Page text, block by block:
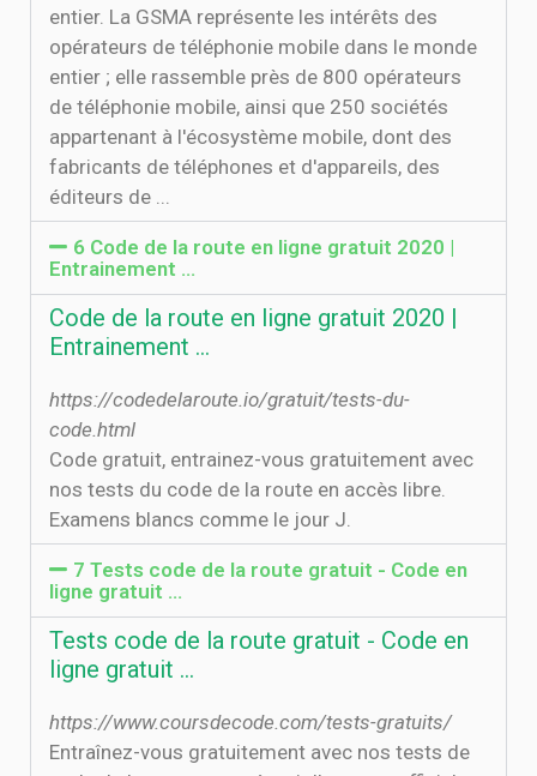
entier. La GSMA représente les intérêts des
opérateurs de téléphonie mobile dans le monde
entier ; elle rassemble près de 800 opérateurs
de téléphonie mobile, ainsi que 250 sociétés
appartenant à l'écosystème mobile, dont des
fabricants de téléphones et d'appareils, des
éditeurs de ...
6 Code de la route en ligne gratuit 2020 |
Entrainement ...
Code de la route en ligne gratuit 2020 |
Entrainement ...
https://codedelaroute.io/gratuit/tests-du-
code.html
Code gratuit, entrainez-vous gratuitement avec
nos tests du code de la route en accès libre.
Examens blancs comme le jour J.
7 Tests code de la route gratuit - Code en
ligne gratuit ...
Tests code de la route gratuit - Code en
ligne gratuit ...
https://www.coursdecode.com/tests-gratuits/
Entraînez-vous gratuitement avec nos tests de